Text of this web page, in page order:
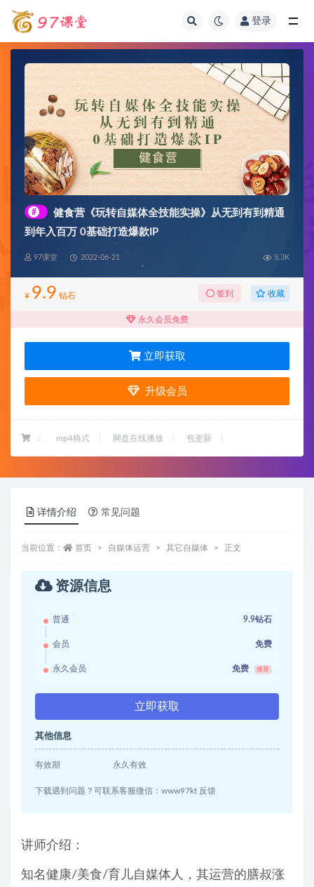
登录
#
健食营《玩转自媒体全技能实操》从无到有到精通
到年入百万 0基础打造爆款IP
97课堂 2022-06-21 5.3K
¥ 9.9 钻石 签到 收藏
永久会员免费
立即获取
升级会员
： mp4格式 网盘在线播放 包更新
详情介绍 常见问题
当前位置： 首页 自媒体运营 其它自媒体 正文
资源信息
普通 9.9钻石
会员 免费
永久会员 免费 推荐
立即获取
其他信息
有效期 永久有效
下载遇到问题？可联系客服微信：www97kt 反馈
讲师介绍：
知名健康/美食/育儿自媒体人，其运营的膳叔涨